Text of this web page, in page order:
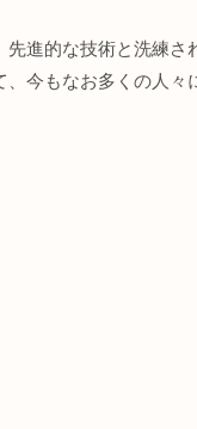
先進的な技術と洗練さ
、今もなお多くの人々